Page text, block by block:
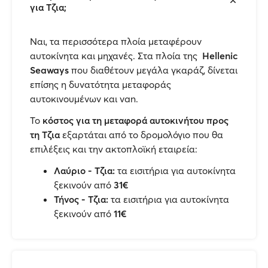
για Τζια;
Ναι, τα περισσότερα πλοία μεταφέρουν
αυτοκίνητα και μηχανές. Στα πλοία της Hellenic
Seaways που διαθέτουν μεγάλα γκαράζ, δίνεται
επίσης η δυνατότητα μεταφοράς
αυτοκινουμένων και van.
Το κόστος για τη μεταφορά αυτοκινήτου προς
τη Τζιαεξαρτάται από το δρομολόγιο που θα
επιλέξεις και την ακτοπλοϊκή εταιρεία:
Λαύριο - Τζια: τα εισιτήρια για αυτοκίνητα
ξεκινούν από 31€
Τήνος - Τζια: τα εισιτήρια για αυτοκίνητα
ξεκινούν από 11€